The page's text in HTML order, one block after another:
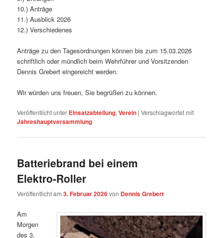
10.) Anträge
11.) Ausblick 2026
12.) Verschiedenes
Anträge zu den Tagesordnungen können bis zum 15.03.2026
schriftlich oder mündlich beim Wehrführer und Vorsitzenden
Dennis Grebert eingereicht werden.
Wir würden uns freuen, Sie begrüßen zu können.
Veröffentlicht unter Einsatzabteilung,Verein |Verschlagwortet mit
Jahreshauptversammlung
Batteriebrand bei einem
Elektro-Roller
Veröffentlicht am3. Februar 2026von Dennis Grebert
Am
Morgen
des 3.